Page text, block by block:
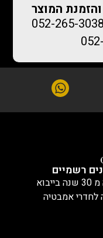
המוצר
052-265-3038
חברת JB, י.בירותי מתמחה למעלה מ 30 שנה בייבוא
לחדרי אמבטיה